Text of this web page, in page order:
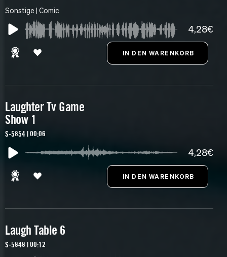
Sonstige | Comic
4,28€
Laughter Tv Game
Show 1
S-5854 | 00:06
4,28€
Laugh Table 6
S-5848 | 00:12